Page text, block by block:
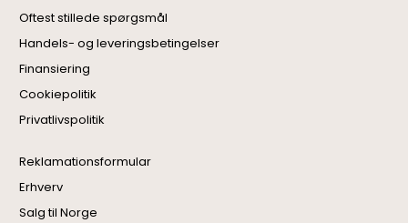
Oftest stillede spørgsmål
Handels- og leveringsbetingelser
Finansiering
Cookiepolitik
Privatlivspolitik
Reklamationsformular
Erhverv
Salg til Norge